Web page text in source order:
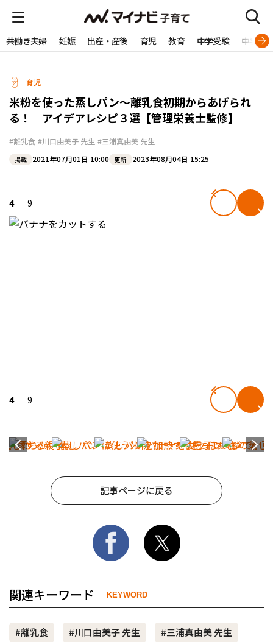
共働き夫婦 妊娠 出産・産後 育児 教育 中学受験 中学生
育児
米粉を使った蒸しパン～離乳食初期からあげられ
る！ アイデアレシピ３選【管理栄養士監修】
#離乳食 #川口由美子 先生 #三浦真由美 先生
掲載 2021年07月01日 10:00 更新 2023年08月04日 15:25
4 9
4 9
記事ページに戻る
関連キーワード KEYWORD
#離乳食 #川口由美子 先生 #三浦真由美 先生